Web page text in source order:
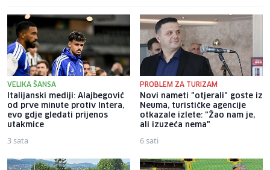
VELIKA ŠANSA
Italijanski mediji: Alajbegović
od prve minute protiv Intera,
evo gdje gledati prijenos
utakmice
3 sata
PROBLEM ZA TURIZAM
Novi nameti "otjerali" goste iz
Neuma, turističke agencije
otkazale izlete: "Žao nam je,
ali izuzeća nema"
6 sati